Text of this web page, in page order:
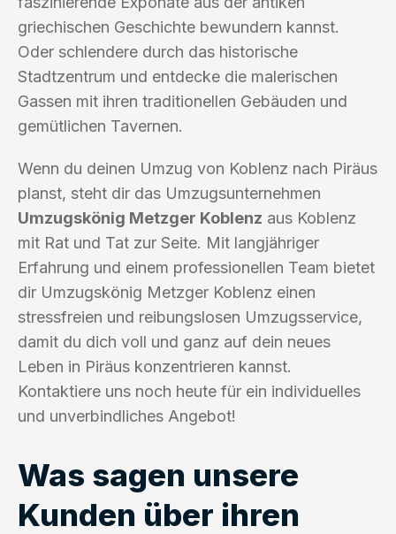
griechischen Geschichte bewundern kannst.
Oder schlendere durch das historische
Stadtzentrum und entdecke die malerischen
Gassen mit ihren traditionellen Gebäuden und
gemütlichen Tavernen.
Wenn du deinen Umzug von Koblenz nach Piräus
planst, steht dir das Umzugsunternehmen
Umzugskönig Metzger Koblenz aus Koblenz
mit Rat und Tat zur Seite. Mit langjähriger
Erfahrung und einem professionellen Team bietet
dir Umzugskönig Metzger Koblenz einen
stressfreien und reibungslosen Umzugsservice,
damit du dich voll und ganz auf dein neues
Leben in Piräus konzentrieren kannst.
Kontaktiere uns noch heute für ein individuelles
und unverbindliches Angebot!
Was sagen unsere
Kunden über ihren